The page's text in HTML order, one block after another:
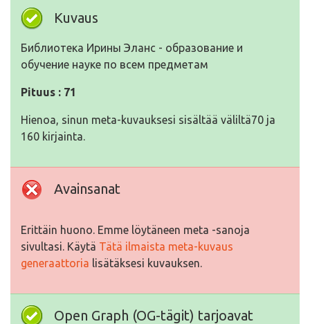
Kuvaus
Библиотека Ирины Эланс - образование и
обучение науке по всем предметам
Pituus : 71
Hienoa, sinun meta-kuvauksesi sisältää väliltä70 ja
160 kirjainta.
Avainsanat
Erittäin huono. Emme löytäneen meta -sanoja
sivultasi. Käytä Tätä ilmaista meta-kuvaus
generaattoria lisätäksesi kuvauksen.
Open Graph (OG-tägit) tarjoavat